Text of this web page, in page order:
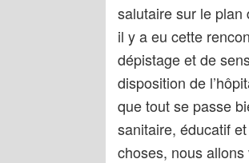
salutaire sur le plan
il y a eu cette
dépistage et de
disposition de
que tout se passe
sanitaire, éducatif
choses, nous allons